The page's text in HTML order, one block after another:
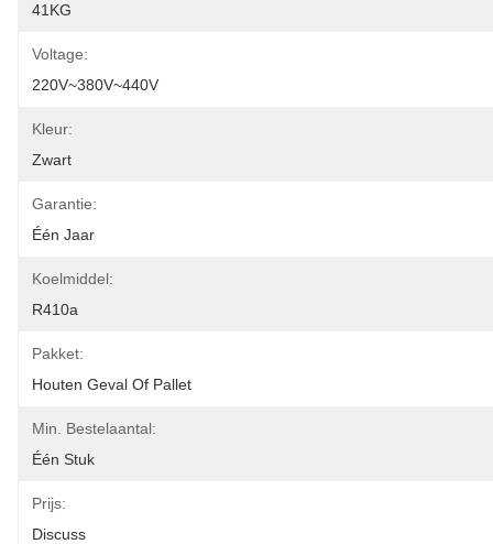
41KG
Voltage:
220V~380V~440V
Kleur:
Zwart
Garantie:
Één Jaar
Koelmiddel:
R410a
Pakket:
Houten Geval Of Pallet
Min. Bestelaantal:
Één Stuk
Prijs:
Discuss